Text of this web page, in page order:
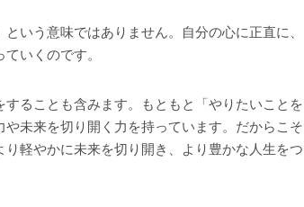
いう意味ではありません。自分の心に正直に、
いくのです。
ることも含みます。もともと「やりたいことを
未来を切り開く力を持っています。だからこそ
軽やかに未来を切り開き、より豊かな人生をつ